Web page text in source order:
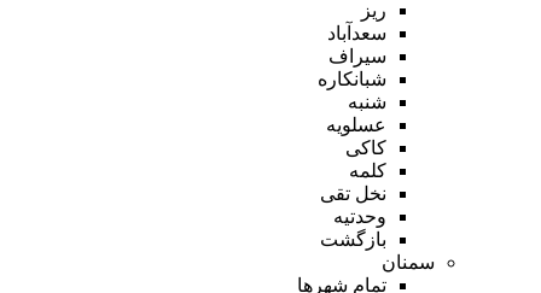
ریز
سعدآباد
سیراف
شبانکاره
شنبه
عسلویه
کاکی
کلمه
نخل تقی
وحدتیه
بازگشت
سمنان
تمام شهر‌ها